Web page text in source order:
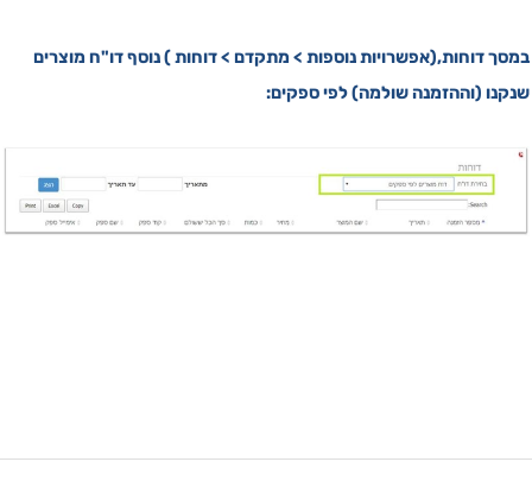
במסך דוחות,(אפשרויות נוספות > מתקדם > דוחות ) נוסף דו"ח מוצרים
שנקנו (וההזמנה שולמה) לפי ספקים: